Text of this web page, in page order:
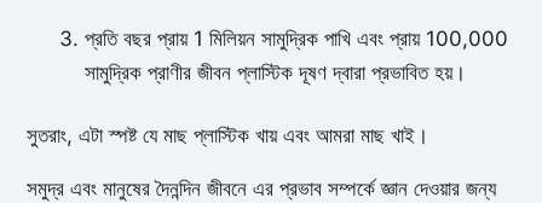
প্রতি বছর প্রায় 1 মিলিয়ন সামুদ্রিক পাখি এবং প্রায় 100,000
সামুদ্রিক প্রাণীর জীবন প্লাস্টিক দূষণ দ্বারা প্রভাবিত হয়।
সুতরাং, এটা স্পষ্ট যে মাছ প্লাস্টিক খায় এবং আমরা মাছ খাই।
সমুদ্র এবং মানুষের দৈনন্দিন জীবনে এর প্রভাব সম্পর্কে জ্ঞান দেওয়ার জন্য